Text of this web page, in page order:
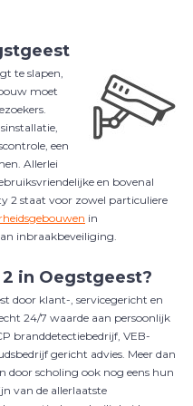
te slapen,
moet
een
Allerlei
en bovenal
2 staat voor zowel particuliere
in
inbraakbeveiliging.
in Oegstgeest?
door klant-, servicegericht en
24/7 waarde aan persoonlijk
branddetectiebedrijf, VEB-
gericht advies. Meer dan
door scholing ook nog eens hun
van de allerlaatste